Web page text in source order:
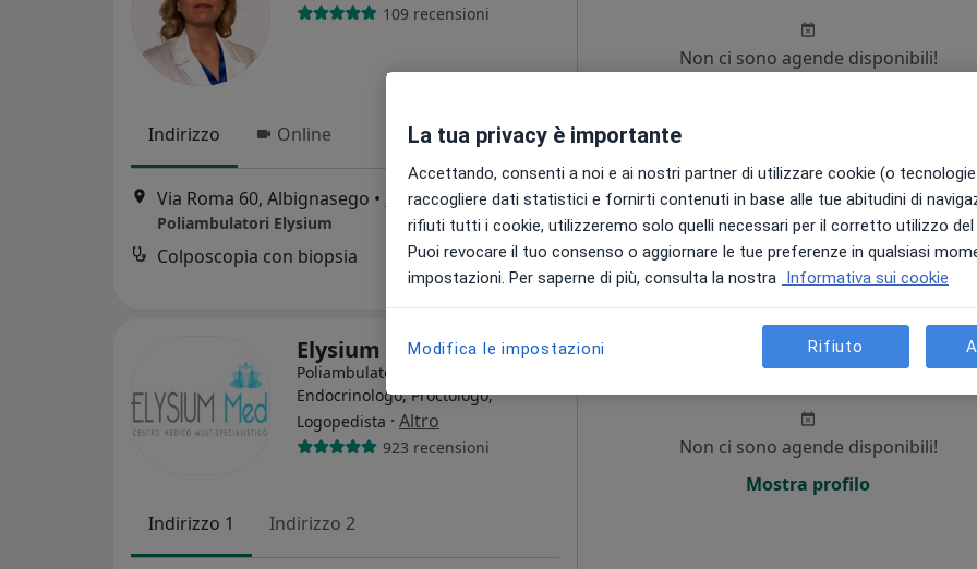
109 recensioni
Indirizzo Online
Via Roma 60, Albignasego • Mappa
Poliambulatori Elysium
Colposcopia con biopsia 180 €
Non ci sono agende disponibili!
Elysium Med
Poliambulatorio
Endocrinologo, Proctologo,
Logopedista · Altro
923 recensioni
Indirizzo 1 Indirizzo 2
9 Ago
Lun,
10 Ago
Mar,
11 Ago
Non ci sono agende disponibili!
Mostra profilo
La tua privacy è importante
Accettando, consenti a noi e ai nostri partner di utilizzare cookie (o
raccogliere dati statistici e fornirti contenuti in base alle tue abitudini di
rifiuti tutti i cookie, utilizzeremo solo quelli necessari per il corretto utilizzo
Puoi revocare il tuo consenso o aggiornare le tue preferenze in qualsiasi
impostazioni. Per saperne di più, consulta la nostra Informativa sui cookie
Modifica le impostazioni Rifiuto